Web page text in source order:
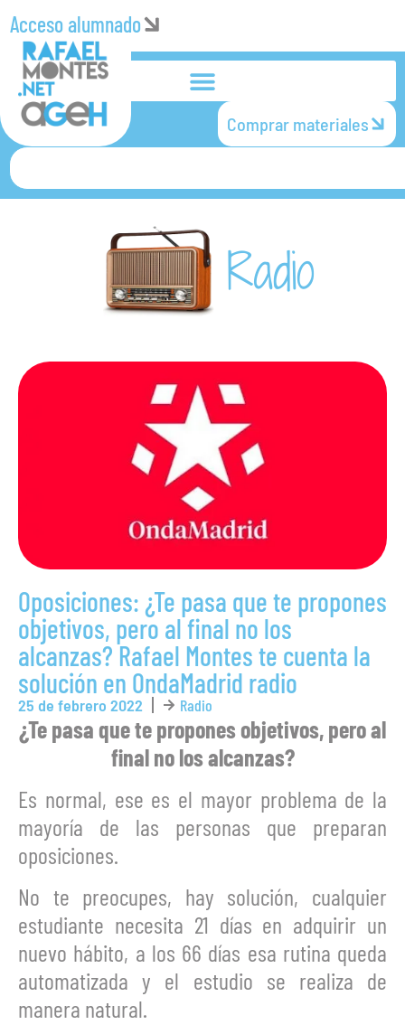
Acceso alumnado
Comprar materiales
Radio
Oposiciones: ¿Te pasa que te propones
objetivos, pero al final no los
alcanzas? Rafael Montes te cuenta la
solución en OndaMadrid radio
25 de febrero 2022 Radio
¿Te pasa que te propones objetivos, pero al
final no los alcanzas?
Es normal, ese es el mayor problema de la
mayoría de las personas que preparan
oposiciones.
No te preocupes, hay solución, cualquier
estudiante necesita 21 días en adquirir un
nuevo hábito, a los 66 días esa rutina queda
automatizada y el estudio se realiza de
manera natural.